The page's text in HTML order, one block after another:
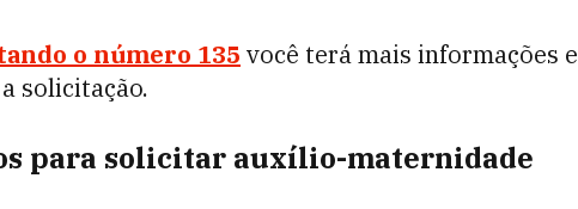
o número 135 você terá mais informações e
solicitação.
para solicitar auxílio-maternidade